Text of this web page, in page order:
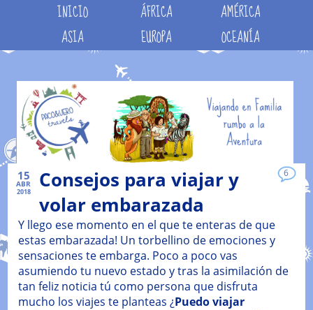
INICIO ÁFRICA
AMÉRICA
ASIA
EUROPA OCEANÍA
15
ABR
2018
6
Consejos para viajar y
volar embarazada
Y llego ese momento en el que te enteras de que
estas embarazada! Un torbellino de emociones y
sensaciones te embarga. Poco a poco vas
asumiendo tu nuevo estado y tras la asimilación de
tan feliz noticia tú como persona que disfruta
mucho los viajes te planteas ¿Puedo viajar